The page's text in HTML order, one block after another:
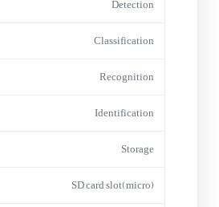
Detection
Classification
Recognition
Identification
Storage
(micro)SD card slot